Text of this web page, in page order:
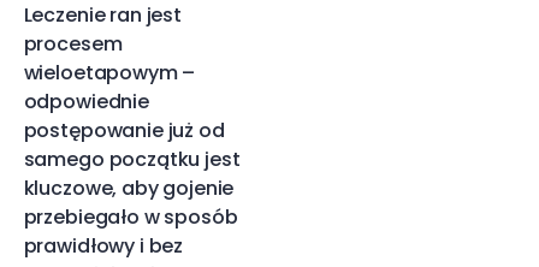
Leczenie ran jest
procesem
wieloetapowym –
odpowiednie
postępowanie już od
samego początku jest
kluczowe, aby gojenie
przebiegało w sposób
prawidłowy i bez